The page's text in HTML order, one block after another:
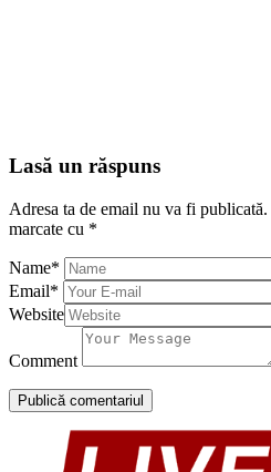
Lasă un răspuns
Adresa ta de email nu va fi publicată.
marcate cu *
Name*
Email*
Website
Comment